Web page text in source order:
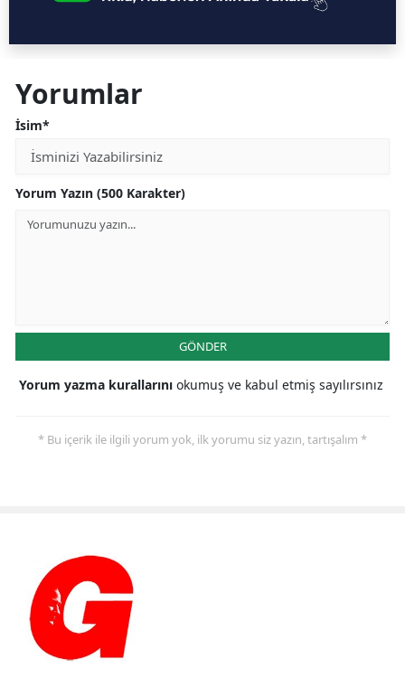
Yorumlar
İsim*
Yorum Yazın (500 Karakter)
GÖNDER
Yorum yazma kurallarını okumuş ve kabul etmiş sayılırsınız
* Bu içerik ile ilgili yorum yok, ilk yorumu siz yazın, tartışalım *